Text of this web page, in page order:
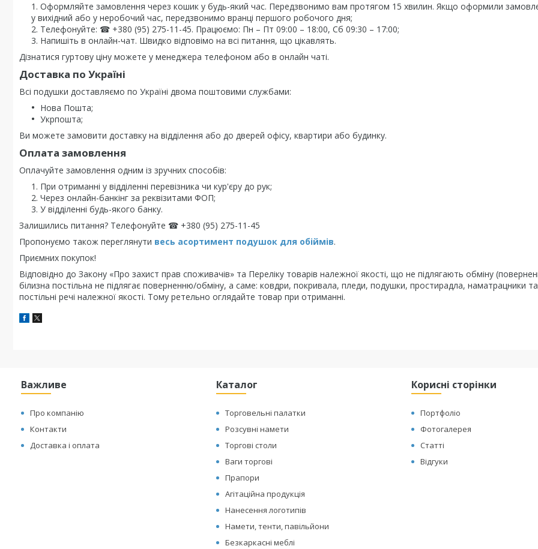
Оформляйте замовлення через кошик у будь-який час. Передзвонимо вам протягом 15 хвилин. Якщо оформили
у вихідний або у неробочий час, передзвонимо вранці першого робочого дня;
Телефонуйте: ☎ +380 (95) 275-11-45. Працюємо: Пн – Пт 09:00 – 18:00, Сб 09:30 – 17:00;
Напишіть в онлайн-чат. Швидко відповімо на всі питання, що цікавлять.
Дізнатися гуртову ціну можете у менеджера телефоном або в онлайн чаті.
Доставка по Україні
Всі подушки доставляємо по Україні двома поштовими службами:
Нова Пошта;
Укрпошта;
Ви можете замовити доставку на відділення або до дверей офісу, квартири або будинку.
Оплата замовлення
Оплачуйте замовлення одним із зручних способів:
При отриманні у відділенні перевізника чи кур'єру до рук;
Через онлайн-банкінг за реквізитами ФОП;
У відділенні будь-якого банку.
Залишились питання? Телефонуйте ☎ +380 (95) 275-11-45
Пропонуємо також переглянути весь асортимент подушок для обіймів.
Приємних покупок!
Відповідно до Закону «Про захист прав споживачів» та Переліку товарів належної якості, що не підлягають обміну
білизна постільна не підлягає поверненню/обміну, а саме: ковдри, покривала, пледи, подушки, простирадла, наматрацники та
постільні речі належної якості. Тому ретельно оглядайте товар при отриманні.
Важливе
Про компанію
Контакти
Доставка і оплата
Каталог
Торговельні палатки
Розсувні намети
Торгові столи
Ваги торгові
Прапори
Агітаційна продукція
Нанесення логотипів
Намети, тенти, павільйони
Безкаркасні меблі
Корисні сторінки
Портфоліо
Фотогалерея
Статті
Відгуки